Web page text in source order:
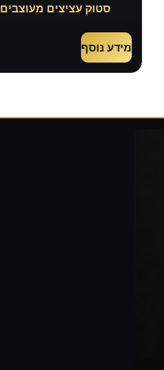
סטוק עציצים מעוצבים
מידע נוסף